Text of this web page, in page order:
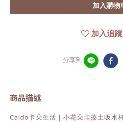
加入購物
加入追
分享到
商品描述
Caldo卡朵生活｜小花朵珪藻土吸水